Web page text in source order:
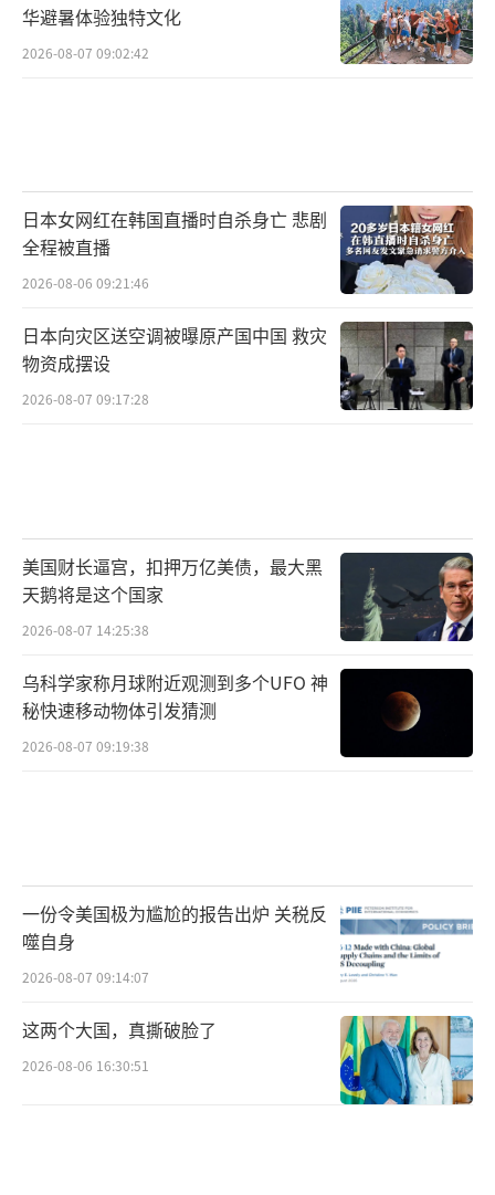
华避暑体验独特文化
2026-08-07 09:02:42
日本女网红在韩国直播时自杀身亡 悲剧
全程被直播
2026-08-06 09:21:46
日本向灾区送空调被曝原产国中国 救灾
物资成摆设
2026-08-07 09:17:28
美国财长逼宫，扣押万亿美债，最大黑
天鹅将是这个国家
2026-08-07 14:25:38
乌科学家称月球附近观测到多个UFO 神
秘快速移动物体引发猜测
2026-08-07 09:19:38
一份令美国极为尴尬的报告出炉 关税反
噬自身
2026-08-07 09:14:07
这两个大国，真撕破脸了
2026-08-06 16:30:51